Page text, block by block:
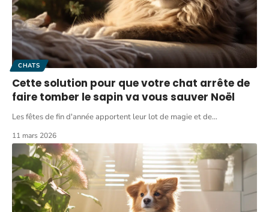
CHATS
Cette solution pour que votre chat arrête de
faire tomber le sapin va vous sauver Noël
Les fêtes de fin d'année apportent leur lot de magie et de…
11 mars 2026